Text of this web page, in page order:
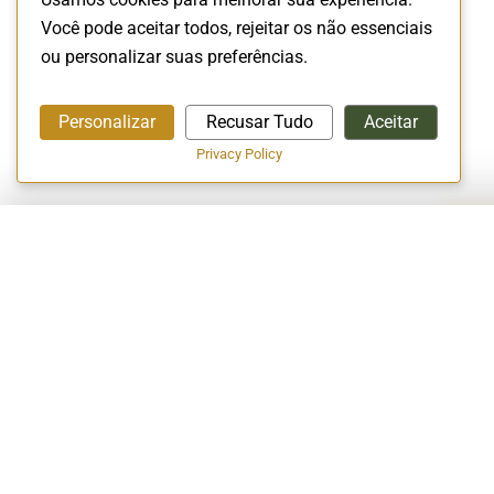
Você pode aceitar todos, rejeitar os não essenciais
ou personalizar suas preferências.
Personalizar Recusar Tudo Aceitar
Privacy Policy